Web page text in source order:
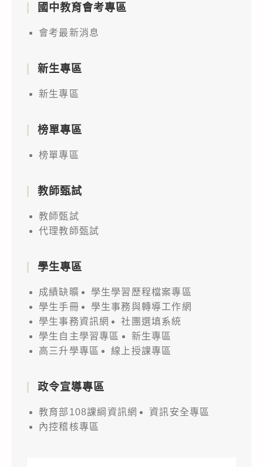
國中教育會考專區
會考最新消息
新生專區
新生專區
榜單專區
榜單專區
教師甄試
教師甄試
代理教師甄試
學生專區
成績缺曠
學生學習歷程檔案專區
學生手冊
學生事務與轉導工作網
學生事務資訊網
社團選填系統
學生自主學習專區
新生專區
高三升學專區
線上授課專區
政令宣導專區
教育部108課綱資訊網
資訊安全專區
內控稽核專區